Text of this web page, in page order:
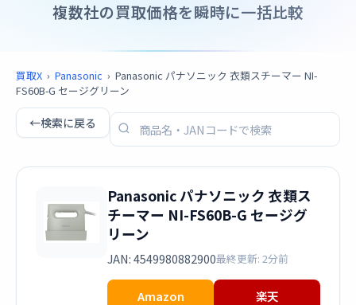
複数社の買取価格を瞬時に一括比較
買取X › Panasonic › Panasonic パナソニック 衣類スチーマー NI-
FS60B-G セージグリーン
←検索に戻る
Panasonic パナソニック 衣類ス
チーマー NI-FS60B-G セージグ
リーン
JAN: 4549980882900最終更新: 2分前
Amazon
楽天